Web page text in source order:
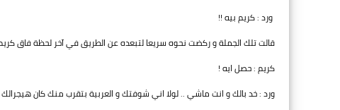
ورد : كريم بيه !!
قالت تلك الجملة و ركضت نحوه سريعا لتبعده عن الطريق في آخر لحظة فاق
كريم : حصل ايه !
ورد : خد بالك و انت ماشي .. لولا اني شوفتك و العربية بتقرب منك كان